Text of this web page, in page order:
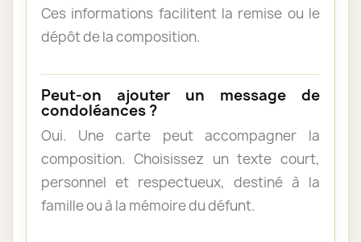
Ces informations facilitent la remise ou le
dépôt de la composition.
Peut-on ajouter un message de
condoléances ?
Oui. Une carte peut accompagner la
composition. Choisissez un texte court,
personnel et respectueux, destiné à la
famille ou à la mémoire du défunt.